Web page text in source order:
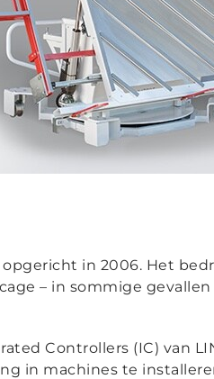
in 2006. Het
– in sommige
Controllers (IC) van
in machines te